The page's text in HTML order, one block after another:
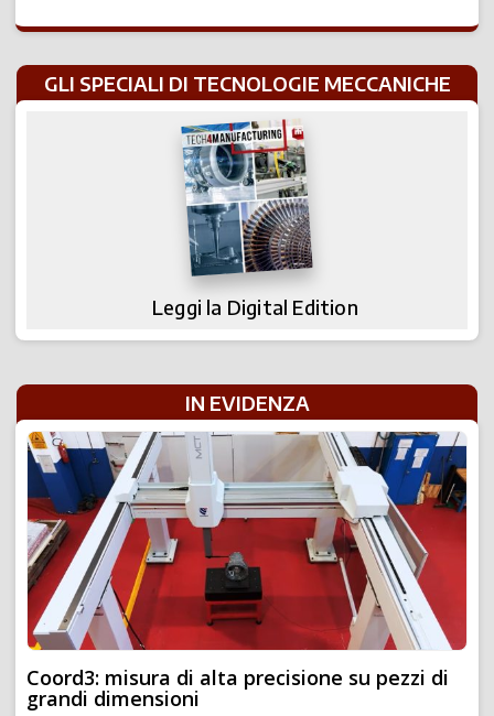
GLI SPECIALI DI TECNOLOGIE MECCANICHE
Leggi la Digital Edition
IN EVIDENZA
Coord3: misura di alta precisione su pezzi di
grandi dimensioni